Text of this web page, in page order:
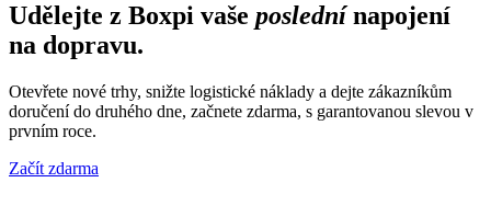
Udělejte z Boxpi vaše poslední napojení
na dopravu.
Otevřete nové trhy, snižte logistické náklady a dejte zákazníkům
doručení do druhého dne, začnete zdarma, s garantovanou slevou v
prvním roce.
Začít zdarma